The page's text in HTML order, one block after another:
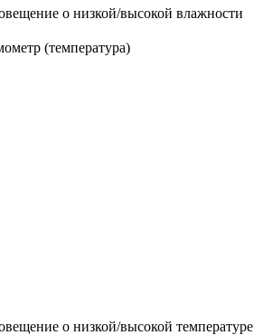
о низкой/высокой влажности
(температура)
о низкой/высокой температуре